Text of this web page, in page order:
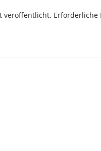
veröffentlicht. Erforderliche